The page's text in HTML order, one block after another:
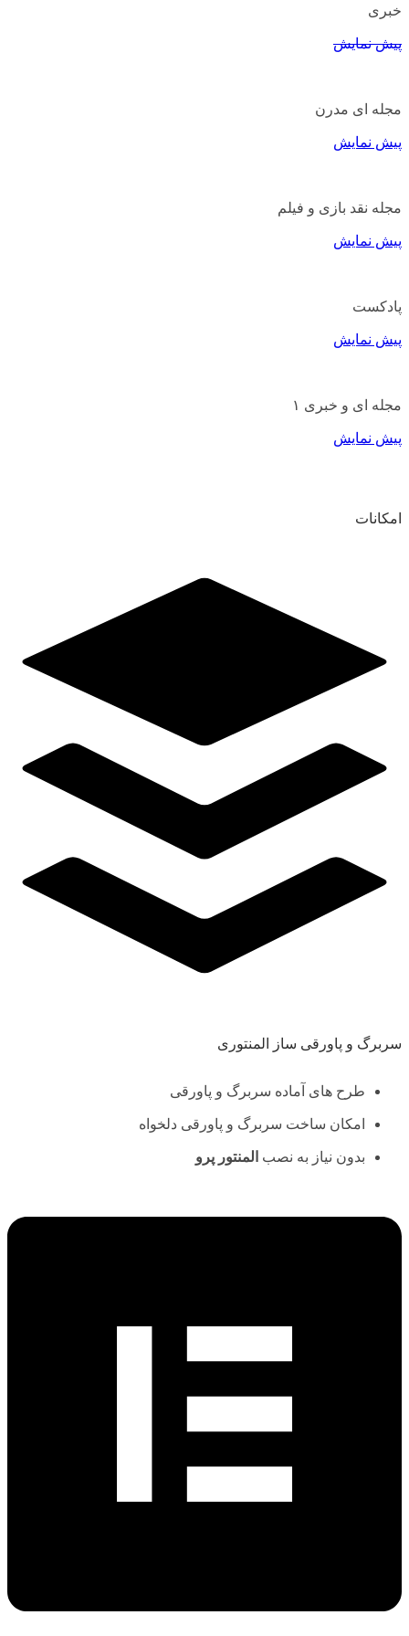
خبری
پیش نمایش
مجله ای مدرن
پیش نمایش
مجله نقد بازی و فیلم
پیش نمایش
پادکست
پیش نمایش
مجله ای و خبری ۱
پیش نمایش
امکانات
سربرگ و پاورقی ساز المنتوری
طرح های آماده سربرگ و پاورقی
امکان ساخت سربرگ و پاورقی دلخواه
بدون نیاز به نصب المنتور پرو